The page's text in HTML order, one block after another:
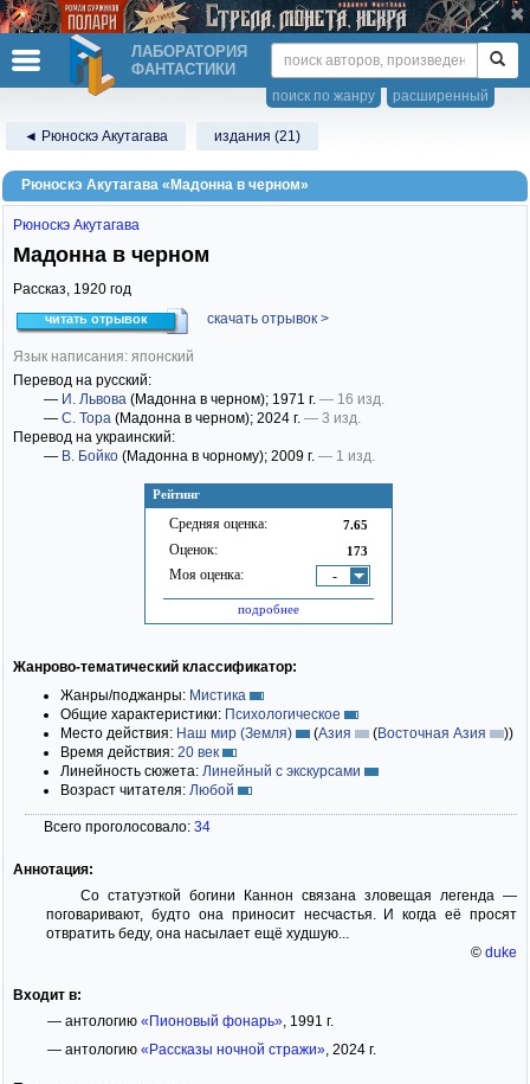
ЛАБОРАТОРИЯ
ФАНТАСТИКИ
расширенный
поиск по жанру
◄ Рюноскэ Акутагава издания (21)
Рюноскэ Акутагава «Мадонна в черном»
Рейтинг
Средняя оценка: 7.65
Оценок: 173
Моя оценка: -
подробнее
Рюноскэ Акутагава
Мадонна в черном
Рассказ, 1920 год
читать отрывок скачать отрывок >
Язык написания: японский
Перевод на русский:
— И. Львова (Мадонна в черном); 1971 г. — 16 изд.
— С. Тора (Мадонна в черном); 2024 г. — 3 изд.
Перевод на украинский:
— В. Бойко (Мадонна в чорному); 2009 г. — 1 изд.
Жанрово-тематический классификатор:
Жанры/поджанры: Мистика
Общие характеристики: Психологическое
Место действия: Наш мир (Земля) (Азия (Восточная Азия ))
Время действия: 20 век
Линейность сюжета: Линейный с экскурсами
Возраст читателя: Любой
Всего проголосовало: 34
Аннотация:
Со статуэткой богини Каннон связана зловещая легенда —
поговаривают, будто она приносит несчастья. И когда её просят
отвратить беду, она насылает ещё худшую...
© duke
Входит в:
— антологию «Пионовый фонарь», 1991 г.
— антологию «Рассказы ночной стражи», 2024 г.